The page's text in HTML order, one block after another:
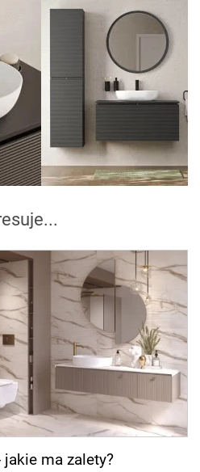
jakie ma zalety?